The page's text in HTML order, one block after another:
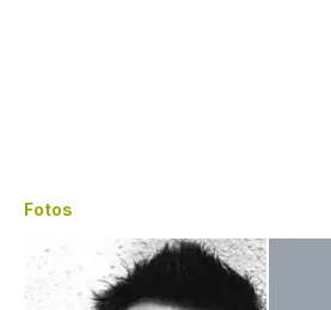
Fotos